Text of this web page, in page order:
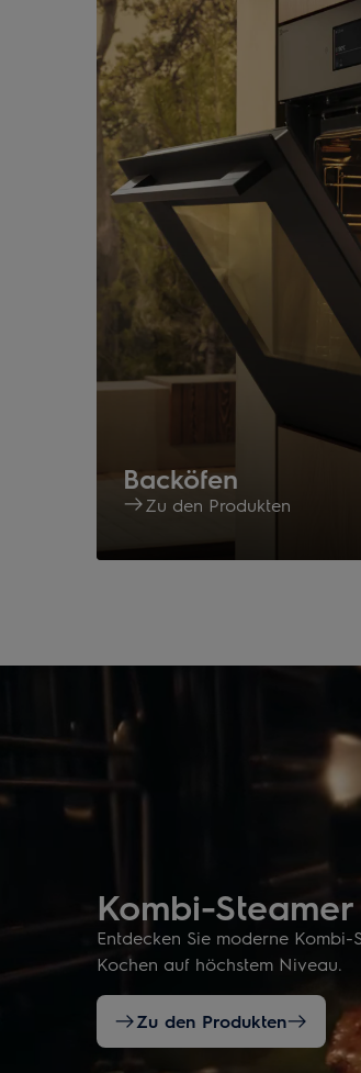
Backöfen
Zu den Produkten
Kombi-Steamer
Entdecken Sie moderne
Kochen auf höchstem Niveau.
Zu den Produkten